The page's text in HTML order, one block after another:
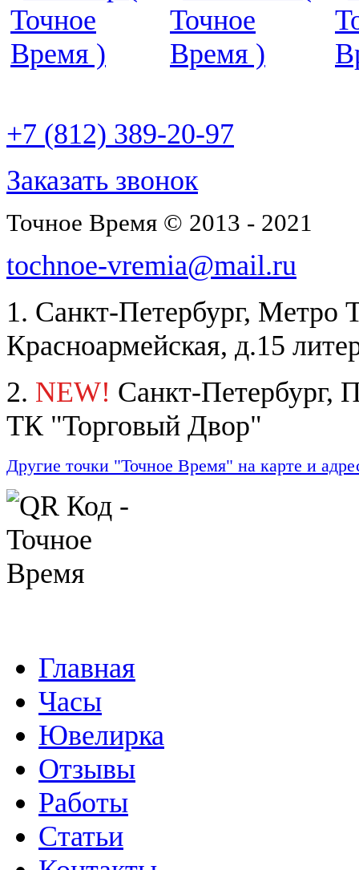
+7 (812) 389-20-97
Заказать звонок
Точное Время © 2013 - 2021
tochnoe-vremia@mail.ru
1. Санкт-Петербург, Метро
Красноармейская, д.15
2. NEW! Санкт-Петербург,
ТК "Торговый Двор"
Другие точки "Точное Время" на карте и
Главная
Часы
Ювелирка
Отзывы
Работы
Статьи